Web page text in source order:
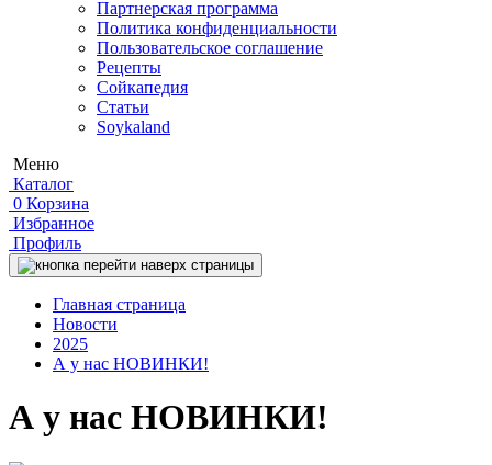
Партнерская программа
Политика конфиденциальности
Пользовательское соглашение
Рецепты
Сойкапедия
Статьи
Soykaland
Меню
Каталог
0 Корзина
Избранное
Профиль
Главная страница
Новости
2025
А у нас НОВИНКИ!
А у нас НОВИНКИ!